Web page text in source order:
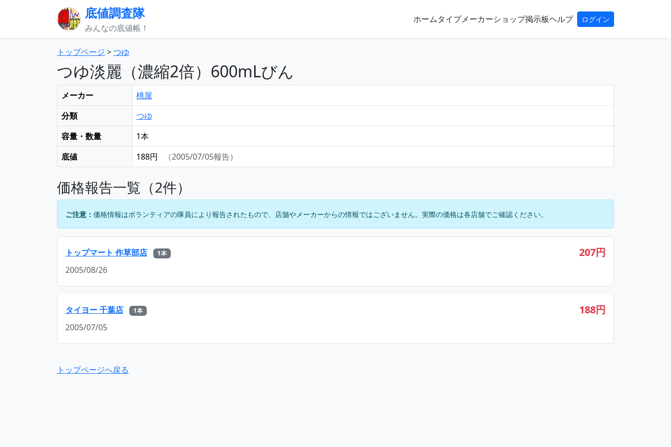
底値調査隊
みんなの底値帳！
ホームタイプメーカーショップ掲示板ヘルプ ログイン
トップページ >つゆ
つゆ淡麗（濃縮2倍）600mLびん
メーカー
桃屋
分類
つゆ
容量・数量
1本
底値
188円 （2005/07/05報告）
価格報告一覧（2件）
ご注意： 価格情報はボランティアの隊員により報告されたもので、店舗やメーカーからの情報ではございません。実際の価格は各店舗でご確認ください。
トップマート 作草部店 1本 207円
2005/08/26
タイヨー 千葉店 1本 188円
2005/07/05
トップページへ戻る